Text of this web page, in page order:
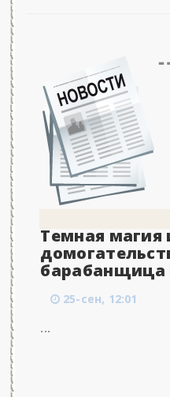
Темная магия
барабанщица
25-сен, 12:01
...